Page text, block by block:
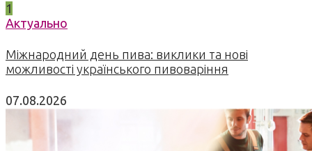
1
Актуально
Міжнародний день пива: виклики та нові
можливості українського пивоваріння
07.08.2026